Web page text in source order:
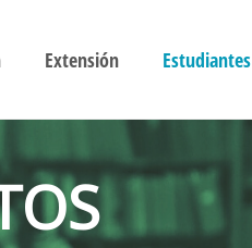
Extensión Estudiantes